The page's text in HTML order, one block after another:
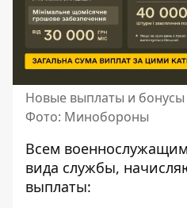
Новые выплаты и
Фото: Минобороны
Всем
вида службы,
выплаты: